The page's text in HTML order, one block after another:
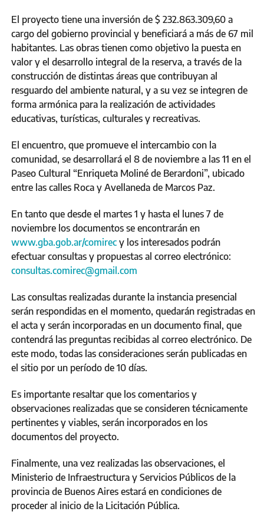
El proyecto tiene una inversión de $ 232.863.309,60 a
cargo del gobierno provincial y beneficiará a más de 67 mil
habitantes. Las obras tienen como objetivo la puesta en
valor y el desarrollo integral de la reserva, a través de la
construcción de distintas áreas que contribuyan al
resguardo del ambiente natural, y a su vez se integren de
forma armónica para la realización de actividades
educativas, turísticas, culturales y recreativas.
El encuentro, que promueve el intercambio con la
comunidad, se desarrollará el 8 de noviembre a las 11 en el
Paseo Cultural “Enriqueta Moliné de Berardoni”, ubicado
entre las calles Roca y Avellaneda de Marcos Paz.
En tanto que desde el martes 1 y hasta el lunes 7 de
noviembre los documentos se encontrarán en
www.gba.gob.ar/comirec y los interesados podrán
efectuar consultas y propuestas al correo electrónico:
consultas.comirec@gmail.com
Las consultas realizadas durante la instancia presencial
serán respondidas en el momento, quedarán registradas en
el acta y serán incorporadas en un documento final, que
contendrá las preguntas recibidas al correo electrónico. De
este modo, todas las consideraciones serán publicadas en
el sitio por un período de 10 días.
Es importante resaltar que los comentarios y
observaciones realizadas que se consideren técnicamente
pertinentes y viables, serán incorporados en los
documentos del proyecto.
Finalmente, una vez realizadas las observaciones, el
Ministerio de Infraestructura y Servicios Públicos de la
provincia de Buenos Aires estará en condiciones de
proceder al inicio de la Licitación Pública.